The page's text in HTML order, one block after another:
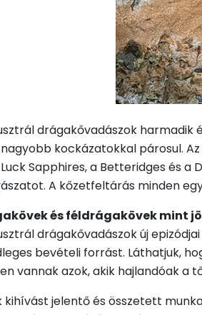
drágakővadászok harmadik
kockázatokkal párosul.
Sapphires, a Betteridges és
A kőzetfeltárás minden
és féldrágakövek mint
drágakővadászok új
bevételi forrást. Láthatjuk,
vannak azok, akik hajlandóak a
kihívást jelentő és összetett